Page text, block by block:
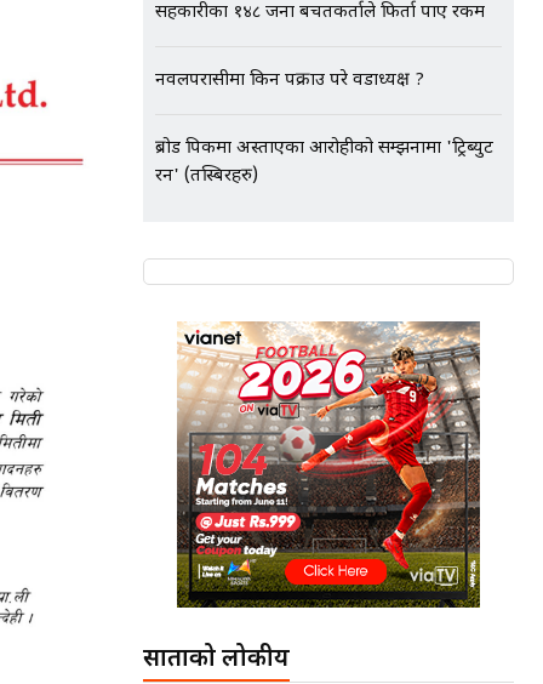
सहकारीका १४८ जना बचतकर्ताले फिर्ता पाए रकम
नवलपरासीमा किन पक्राउ परे वडाध्यक्ष ?
ब्रोड पिकमा अस्ताएका आरोहीको सम्झनामा 'ट्रिब्युट
रन' (तस्बिरहरु)
साताको लोकप्रीय